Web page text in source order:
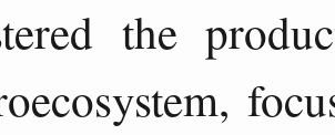
the